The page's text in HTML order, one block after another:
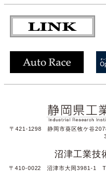
〒421-1298 静岡市葵区牧ケ谷
沼津工業技
〒410-0022 沼津市大岡3981-1